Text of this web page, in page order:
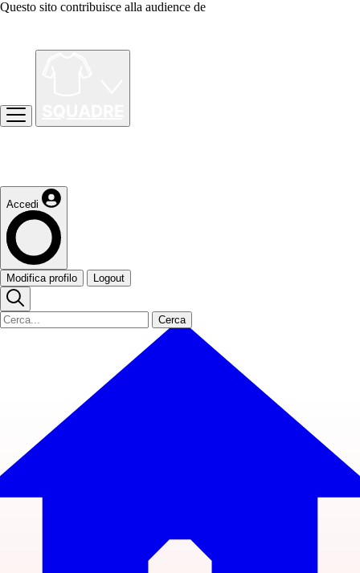
Questo sito contribuisce alla audience de
Accedi
Modifica profilo Logout
Cerca